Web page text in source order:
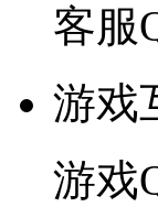
客服
游戏
游戏